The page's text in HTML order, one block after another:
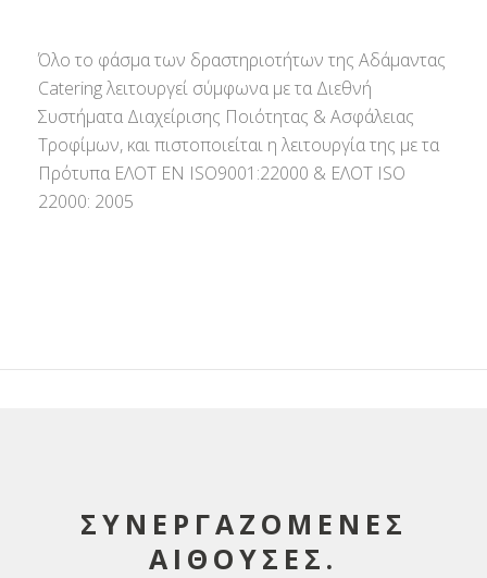
Όλο το φάσμα των δραστηριοτήτων της Αδάμαντας
Catering λειτουργεί σύμφωνα με τα Διεθνή
Συστήματα Διαχείρισης Ποιότητας & Ασφάλειας
Τροφίμων, και πιστοποιείται η λειτουργία της με τα
Πρότυπα ΕΛΟΤ ΕΝ ISO9001:22000 & ΕΛΟΤ ISO
22000: 2005
ΣΥΝΕΡΓΑΖΟΜΕΝΕΣ
ΑΙΘΟΥΣΕΣ.